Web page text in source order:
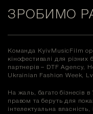
ЗРОБИМО
Команда KyivMusicFilm
кінофестивалі для
партнерів – DTF Agency,
Ukrainian Fashion Week,
На жаль, багато бізнесів
правом та беруть для
інтелектуальна